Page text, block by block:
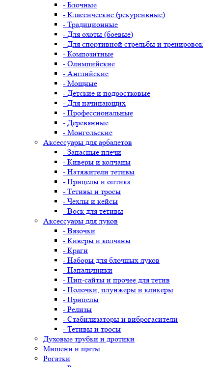
- Блочные
- Классические (рекурсивные)
- Традиционные
- Для охоты (боевые)
- Для спортивной стрельбы и тренировок
- Композитные
- Олимпийские
- Английские
- Мощные
- Детские и подростковые
- Для начинающих
- Профессиональные
- Деревянные
- Монгольские
Аксессуары для арбалетов
- Запасные плечи
- Киверы и колчаны
- Натяжители тетивы
- Прицелы и оптика
- Тетивы и тросы
- Чехлы и кейсы
- Воск для тетивы
Аксессуары для луков
- Вязочки
- Киверы и колчаны
- Краги
- Наборы для блочных луков
- Напальчники
- Пип-сайты и прочее для тетив
- Полочки, плунжеры и кликеры
- Прицелы
- Релизы
- Стабилизаторы и виброгасители
- Тетивы и тросы
Духовые трубки и дротики
Мишени и щиты
Рогатки